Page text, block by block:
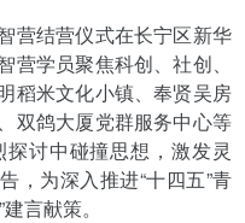
营结营仪式在长宁区新华
学员聚焦科创、社创、
稻米文化小镇、奉贤吴房
双鸽大厦党群服务中心等
讨中碰撞思想，激发灵
，为深入推进“十四五”青
言献策。